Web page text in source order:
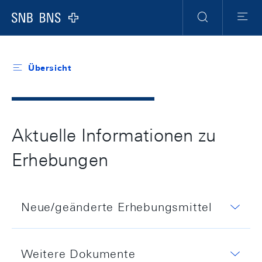
Logo
Navigation
Suche Menu
Übersicht
Aktuelle Informationen zu
Erhebungen
Neue/geänderte Erhebungsmittel
7. August 2026
Weitere Dokumente